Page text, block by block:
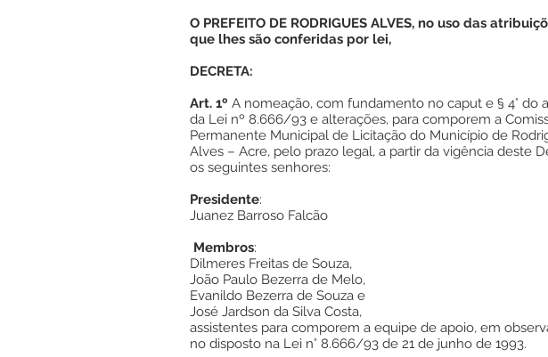
O PREFEITO DE RODRIGUES ALVES, no uso das
que lhes são conferidas por lei,
DECRETA:
Art. 1º A nomeação, com fundamento no caput e § 4° do
da Lei nº 8.666/93 e alterações, para comporem a
Permanente Municipal de Licitação do Município de
Alves – Acre, pelo prazo legal, a partir da vigência deste
os seguintes senhores:
Presidente:
Juanez Barroso Falcão
Membros:
Dilmeres Freitas de Souza,
João Paulo Bezerra de Melo,
Evanildo Bezerra de Souza e
José Jardson da Silva Costa,
assistentes para comporem a equipe de apoio, em
no disposto na Lei n° 8.666/93 de 21 de junho de 1993.